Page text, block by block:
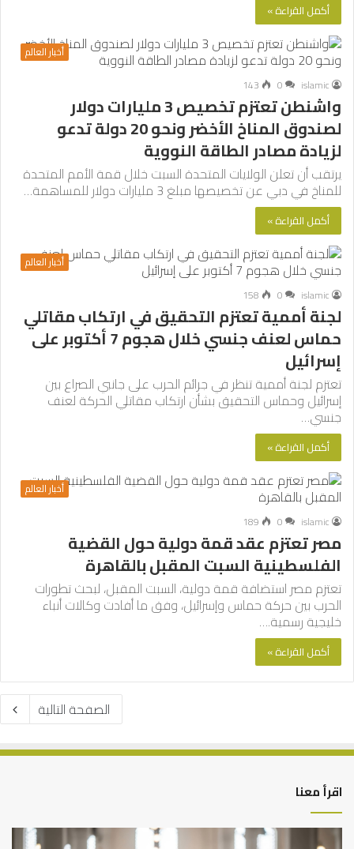
أكمل القراءة »
أخبار العالم
islamic
0
143
واشنطن تعتزم تخصيص 3 مليارات دولار
لصندوق المناخ الأخضر ونحو 20 دولة تدعو
لزيادة مصادر الطاقة النووية
يرتقب أن تعلن الولايات المتحدة السبت خلال قمة الأمم المتحدة
للمناخ في دبي عن تخصيصها مبلغ 3 مليارات دولار للمساهمة…
أكمل القراءة »
أخبار العالم
islamic
0
158
لجنة أممية تعتزم التحقيق في ارتكاب مقاتلي
حماس لعنف جنسي خلال هجوم 7 أكتوبر على
إسرائيل
تعتزم لجنة أممية تنظر في جرائم الحرب على جانبي الصراع بين
إسرائيل وحماس التحقيق بشأن ارتكاب مقاتلي الحركة لعنف
جنسي…
أكمل القراءة »
أخبار العالم
islamic
0
189
مصر تعتزم عقد قمة دولية حول القضية
الفلسطينية السبت المقبل بالقاهرة
تعتزم مصر استضافة قمة دولية، السبت المقبل، لبحث تطورات
الحرب بين حركة حماس وإسرائيل، وفق ما أفادت وكالات أنباء
خليجية رسمية.…
أكمل القراءة »
الصفحة التالية
اقرأ معنا
أهم